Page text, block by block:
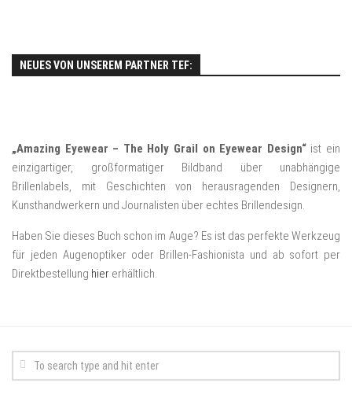
NEUES VON UNSEREM PARTNER TEF:
„Amazing Eyewear – The Holy Grail on Eyewear Design“ist ein
einzigartiger, großformatiger Bildband über unabhängige
Brillenlabels, mit Geschichten von herausragenden Designern,
Kunsthandwerkern und Journalisten über echtes Brillendesign.
Haben Sie dieses Buch schon im Auge? Es ist das perfekte Werkzeug
für jeden Augenoptiker oder Brillen-Fashionista und ab sofort per
Direktbestellung hier erhältlich.